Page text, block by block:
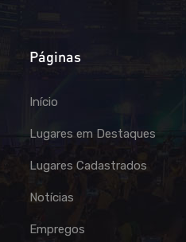
Páginas
Início
Lugares em Destaques
Lugares Cadastrados
Notícias
Empregos